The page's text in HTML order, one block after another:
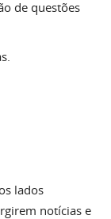
de questões
lados
notícias e